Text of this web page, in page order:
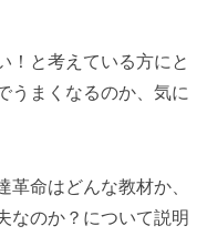
！と考えている方にと
うまくなるのか、気に
命はどんな教材か、
なのか？について説明